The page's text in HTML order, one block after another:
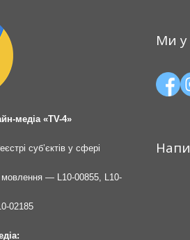
медіа «TV-4»
суб’єктів у сфері
мовлення — L10-00855, L10-
02185
Ми у